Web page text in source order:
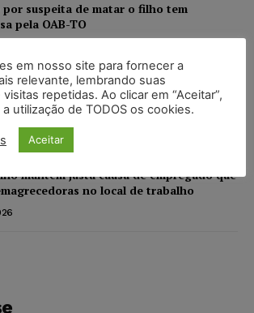
suspeita de matar o filho tem
pela OAB-TO
de IBS e CBS na compra de veículos
com deficiência e autistas de todos os
07/08/2026
mantém justa causa de empregado que
no local de trabalho
em nosso site para fornecer a
relevante, lembrando suas
repetidas. Ao clicar em “Aceitar”,
utilização de TODOS os cookies.
Aceitar